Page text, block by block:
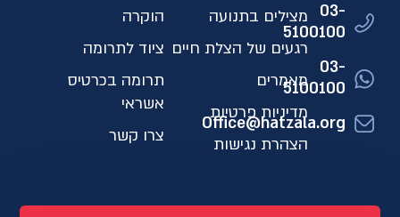
03-
5100100
03-
5100100
Office@hatzala.org
מצילים בתנועה
רגעים של הצלת חיים
מאמרים
מדיניות פרטיות
הצהרת נגישות
הוקרה
ציוד לתרומה
תרומה בכרטיס
אשראי
צרו קשר